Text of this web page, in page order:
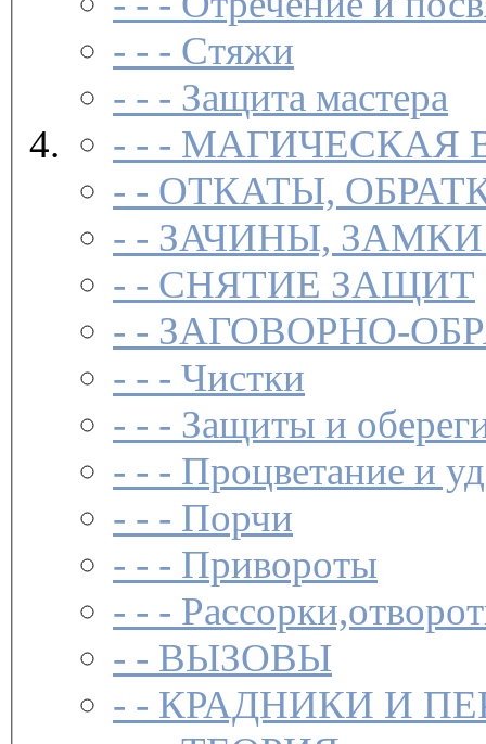
- - - Стяжи
- - - Защита мастера
- - - МАГИЧЕСКАЯ
- - ОТКАТЫ,
- - ЗАЧИНЫ,
- - СНЯТИЕ ЗАЩИТ
- - ЗАГОВОР­НО-
- - - Чистки­
- - - Защиты и
- - - Процветание и
- - - Порчи
- - - Привороты
- - -
- - ВЫЗОВЫ
- - КРАДНИКИ И